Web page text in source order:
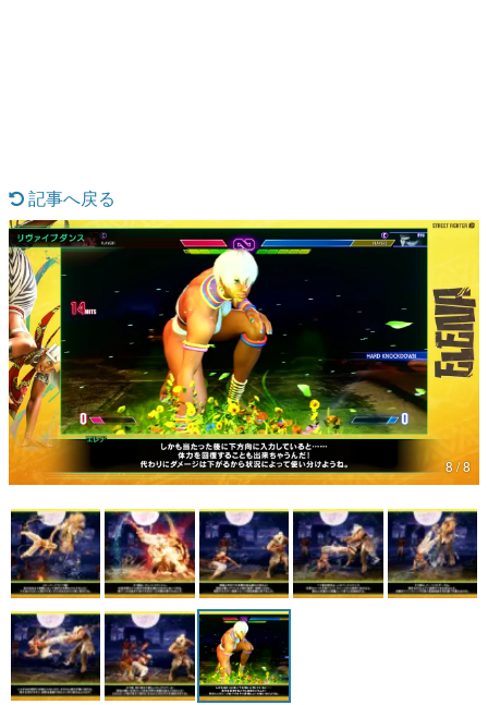
なんでゲームは面白い？
ゲーム開発者・hamatsu氏がゲームの魅力を画面や操作の
具体的な形から解き明かしていく、硬派で骨太な評論連載
ゲームが変えた日本語
「経験値」「裏技」「ラスボス」… ゲームにまつわる言葉
の起源や用法の変遷を、コンピューター文化史研究家・タ
イニーP氏が徹底調査。
カテゴリ
特集記事
マンガ
女性向け
アプリレビュー
その他
電ファミニコゲーマーとは？
記事へ戻る
8 / 8